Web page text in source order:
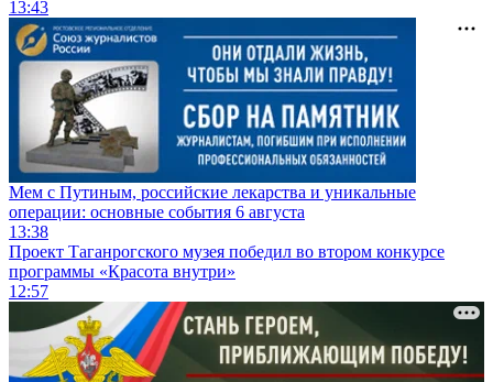
13:43
Мем с Путиным, российские лекарства и уникальные
операции: основные события 6 августа
13:38
Проект Таганрогского музея победил во втором конкурсе
программы «Красота внутри»
12:57